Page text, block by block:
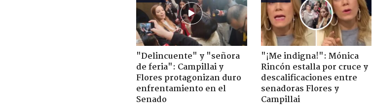
"Delincuente" y "señora
de feria": Campillai y
Flores protagonizan duro
enfrentamiento en el
Senado
"¡Me indigna!": Mónica
Rincón estalla por cruce y
descalificaciones entre
senadoras Flores y
Campillai